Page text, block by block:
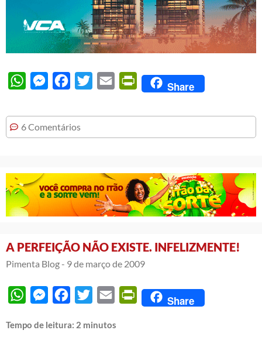
WhatsAppMessengerFacebook
Twitter Email PrintFriendly
Share
6 Comentários
A PERFEIÇÃO NÃO EXISTE. INFELIZMENTE!
Pimenta Blog - 9 de março de 2009
WhatsAppMessengerFacebook
Twitter Email PrintFriendly
Share
Tempo de leitura: 2 minutos